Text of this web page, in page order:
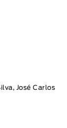
José Carlos